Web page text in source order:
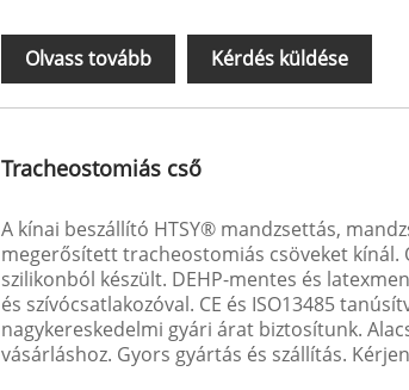
Olvass tovább Kérdés küldése
Tracheostomiás cső
A kínai beszállító HTSY® mandzsettás,
megerősített tracheostomiás csöveket kínál.
szilikonból készült. DEHP-mentes és
és szívócsatlakozóval. CE és ISO13485
nagykereskedelmi gyári árat biztosítunk.
vásárláshoz. Gyors gyártás és szállítás.